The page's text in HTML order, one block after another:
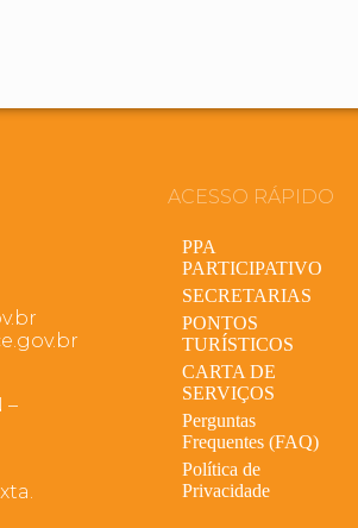
–
ACESSO RÁPIDO
PPA
PARTICIPATIVO
SECRETARIAS
PONTOS
TURÍSTICOS
CARTA DE
SERVIÇOS
Perguntas
Frequentes (FAQ)
Política de
Privacidade